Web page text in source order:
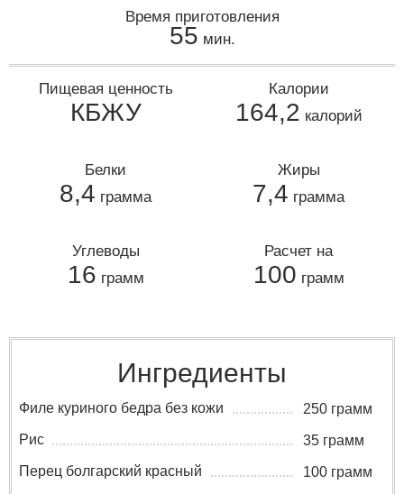
Время приготовления
55 мин.
Пищевая ценность
КБЖУ
Калории
164,2 калорий
Белки
8,4 грамма
Жиры
7,4 грамма
Углеводы
16 грамм
Расчет на
100 грамм
Ингредиенты
Филе куриного бедра без кожи
250 грамм
Рис
35 грамм
Перец болгарский красный
100 грамм